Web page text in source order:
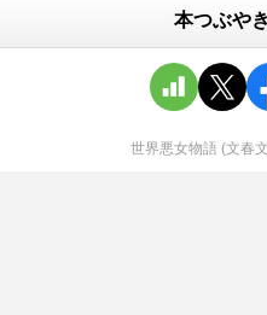
本つぶや
世界悪女物語 (文春